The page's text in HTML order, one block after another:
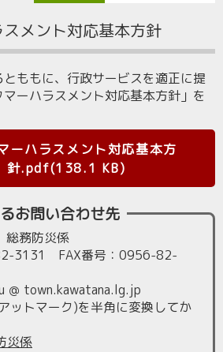
メント対応基本方針
ももに、行政サービスを適正に提
ーハラスメント対応基本方針」を
ーハラスメント対応基本方
針.pdf(138.1 KB)
お問い合わせ先
務防災係
3131 FAX番号：0956-82-
＠ town.kawatana.lg.jp
ットマーク)を半角に変換してか
災係